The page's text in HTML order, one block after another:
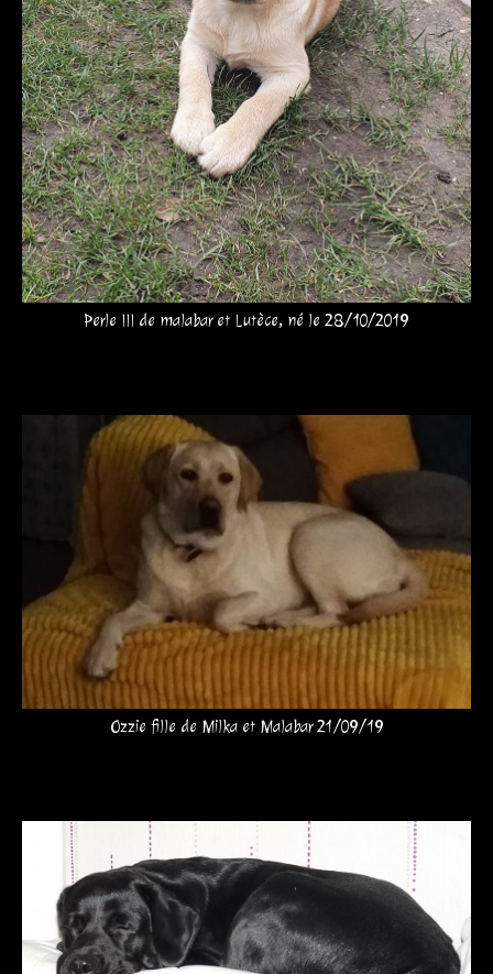
Perle III de malabar et Lutèce, né le 28/10/2019
Ozzie fille de Milka et Malabar 21/09/19